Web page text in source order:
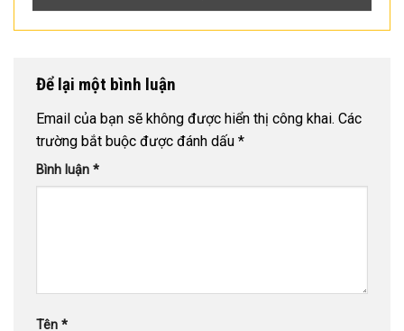
Để lại một bình luận
Email của bạn sẽ không được hiển thị công khai. Các
trường bắt buộc được đánh dấu *
Bình luận *
Tên *